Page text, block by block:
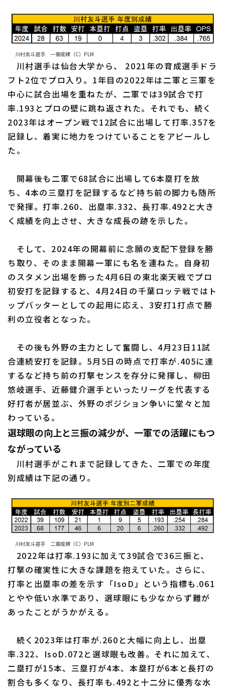
川村友斗選手 一軍成績（C）PLM
川村選手は仙台大学から、 2021年の育成選手ドラ
フト2位でプロ入り。1年目の2022年は二軍と三軍を
中心に試合出場を重ねたが、二軍では39試合で打
率.193とプロの壁に跳ね返された。それでも、続く
2023年はオープン戦で12試合に出場して打率.357を
記録し、着実に地力をつけていることをアピールし
た。
開幕後も二軍で68試合に出場して6本塁打を放
ち、4本の三塁打を記録するなど持ち前の脚力も随所
で発揮。打率.260、出塁率.332、長打率.492と大き
く成績を向上させ、大きな成長の跡を示した。
そして、2024年の開幕前に念願の支配下登録を勝
ち取り、そのまま開幕一軍にも名を連ねた。自身初
のスタメン出場を飾った4月6日の東北楽天戦でプロ
初安打を記録すると、4月24日の千葉ロッテ戦ではト
ップバッターとしての起用に応え、3安打1打点で勝
利の立役者となった。
その後も外野の主力として奮闘し、4月23日11試
合連続安打を記録。5月5日の時点で打率が.405に達
するなど持ち前の打撃センスを存分に発揮し、柳田
悠岐選手、近藤健介選手といったリーグを代表する
好打者が居並ぶ、外野のポジション争いに堂々と加
わっている。
選球眼の向上と三振の減少が、一軍での活躍にもつ
ながっている
川村選手がこれまで記録してきた、二軍での年度
別成績は下記の通り。
川村友斗選手 二軍成績（C）PLM
2022年は打率.193に加えて39試合で36三振と、
打撃の確実性に大きな課題を抱えていた。さらに、
打率と出塁率の差を示す「IsoD」という指標も.061
とやや低い水準であり、選球眼にも少なからず難が
あったことがうかがえる。
続く2023年は打率が.260と大幅に向上し、出塁
率.322、IsoD.072と選球眼も改善。それに加えて、
二塁打が15本、三塁打が4本、本塁打が6本と長打の
割合も多くなり、長打率も.492と十二分に優秀な水